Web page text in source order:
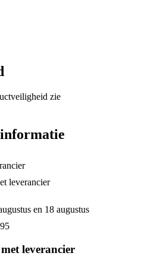
zie
leverancier
en 18 augustus
leverancier